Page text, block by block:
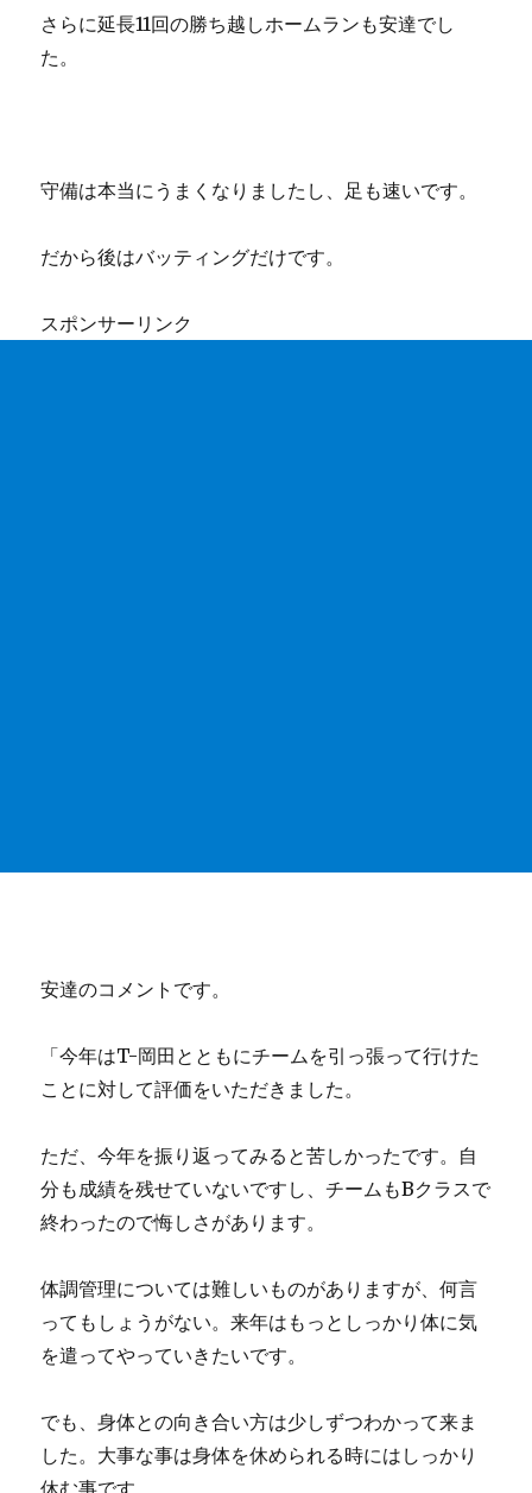
さらに延長11回の勝ち越しホームランも安達でし
た。
守備は本当にうまくなりましたし、足も速いです。
だから後はバッティングだけです。
スポンサーリンク
安達のコメントです。
「今年はT-岡田とともにチームを引っ張って行けた
ことに対して評価をいただきました。
ただ、今年を振り返ってみると苦しかったです。自
分も成績を残せていないですし、チームもBクラスで
終わったので悔しさがあります。
体調管理については難しいものがありますが、何言
ってもしょうがない。来年はもっとしっかり体に気
を遣ってやっていきたいです。
でも、身体との向き合い方は少しずつわかって来ま
した。大事な事は身体を休められる時にはしっかり